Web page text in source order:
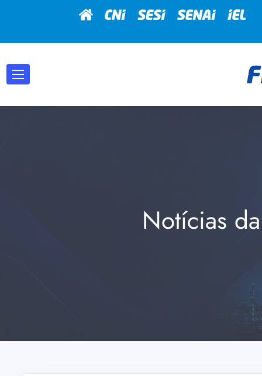
Notícias